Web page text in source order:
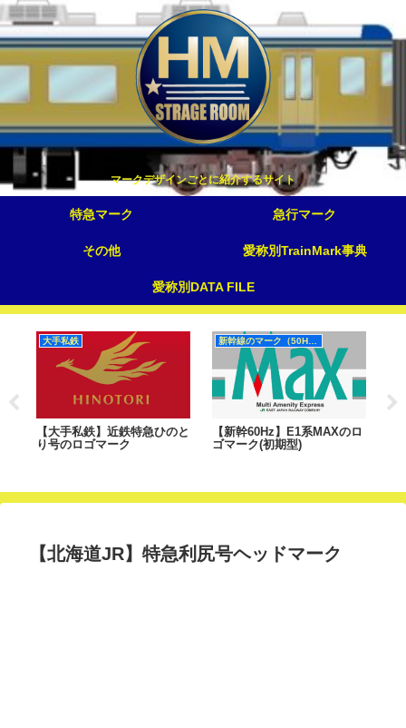
マークデザインごとに紹介するサイト
特急マーク 急行マーク
その他 愛称別TrainMark事典
愛称別DATA FILE
大手私鉄
【大手私鉄】近鉄特急ひのと
り号のロゴマーク
新幹線のマーク（50Hz）
【新幹60Hz】E1系MAXのロ
ゴマーク(初期型)
【北海道JR】特急利尻号ヘッドマーク